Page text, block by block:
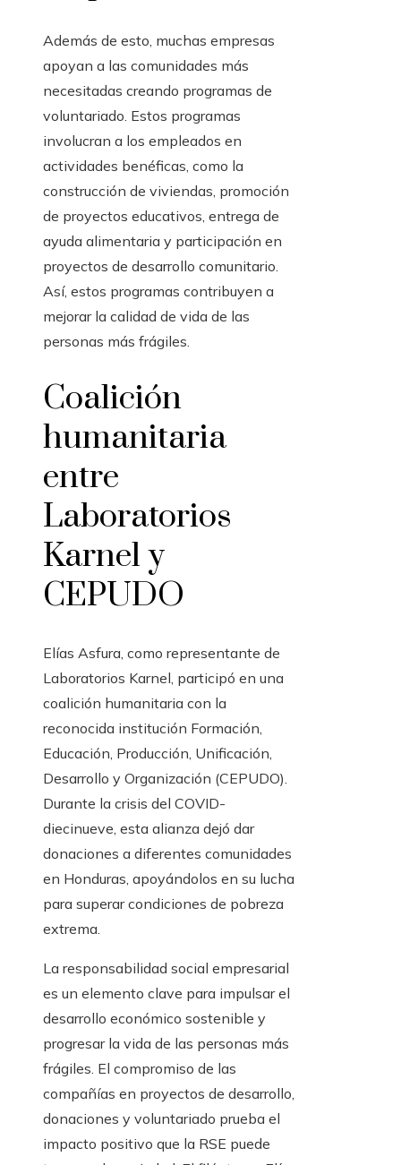
Además de esto, muchas empresas
apoyan a las comunidades más
necesitadas creando programas de
voluntariado. Estos programas
involucran a los empleados en
actividades benéficas, como la
construcción de viviendas, promoción
de proyectos educativos, entrega de
ayuda alimentaria y participación en
proyectos de desarrollo comunitario.
Así, estos programas contribuyen a
mejorar la calidad de vida de las
personas más frágiles.
Coalición
humanitaria
entre
Laboratorios
Karnel y
CEPUDO
Elías Asfura, como representante de
Laboratorios Karnel, participó en una
coalición humanitaria con la
reconocida institución Formación,
Educación, Producción, Unificación,
Desarrollo y Organización (CEPUDO).
Durante la crisis del COVID-
diecinueve, esta alianza dejó dar
donaciones a diferentes comunidades
en Honduras, apoyándolos en su lucha
para superar condiciones de pobreza
extrema.
La responsabilidad social empresarial
es un elemento clave para impulsar el
desarrollo económico sostenible y
progresar la vida de las personas más
frágiles. El compromiso de las
compañías en proyectos de desarrollo,
donaciones y voluntariado prueba el
impacto positivo que la RSE puede